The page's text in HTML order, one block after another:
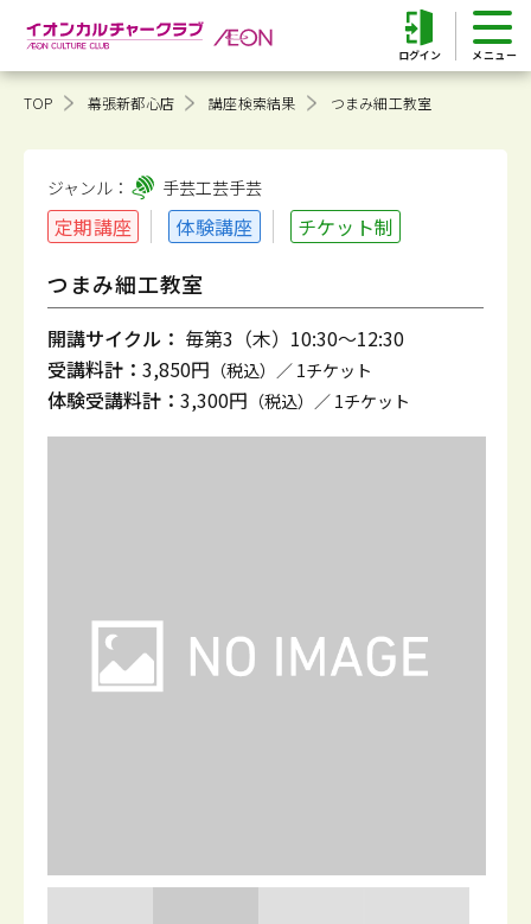
ログイン
TOP 幕張新都心店 講座検索結果 つまみ細工教室
ジャンル： 手芸工芸手芸
定期講座 体験講座 チケット制
つまみ細工教室
開講サイクル： 毎第3（木）10:30～12:30
受講料計： 3,850円 （税込）／ 1チケット
体験受講料計： 3,300円 （税込）／ 1チケット